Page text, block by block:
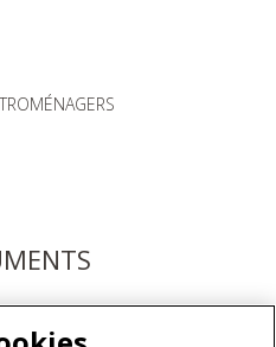
ici ou enregistrez votre
après-vente KitchenAid